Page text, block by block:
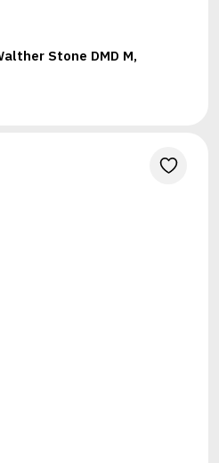
Stone DMD M,